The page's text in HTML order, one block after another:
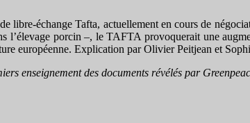
libre-échange Tafta, actuellement en cours de
porcin –, le TAFTA provoquerait une
européenne. Explication par Olivier Peitjean et
enseignement des documents révélés par